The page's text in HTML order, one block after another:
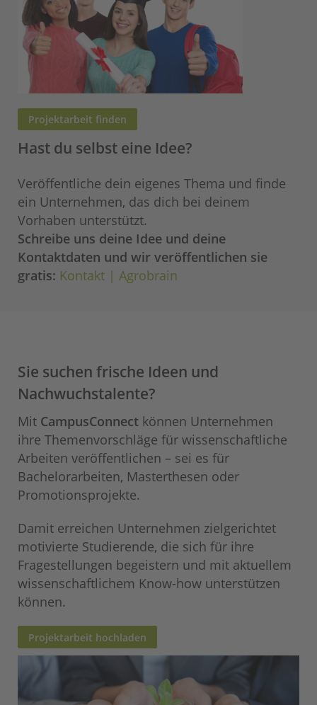
Projektarbeit finden
Hast du selbst eine Idee?
Veröffentliche dein eigenes Thema und finde
ein Unternehmen, das dich bei deinem
Vorhaben unterstützt.
Schreibe uns deine Idee und deine
Kontaktdaten und wir veröffentlichen sie
gratis: Kontakt | Agrobrain
Sie suchen frische Ideen und
Nachwuchstalente?
Mit CampusConnect können Unternehmen
ihre Themenvorschläge für wissenschaftliche
Arbeiten veröffentlichen – sei es für
Bachelorarbeiten, Masterthesen oder
Promotionsprojekte.
Damit erreichen Unternehmen zielgerichtet
motivierte Studierende, die sich für ihre
Fragestellungen begeistern und mit aktuellem
wissenschaftlichem Know-how unterstützen
können.
Projektarbeit hochladen